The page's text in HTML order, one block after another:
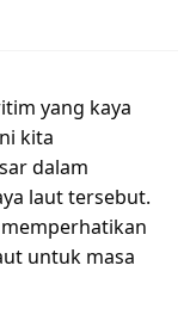
yang kaya
kita
dalam
laut tersebut.
untuk masa